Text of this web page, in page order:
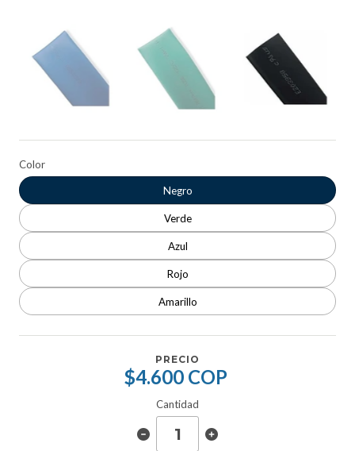
Color
Negro
Verde
Azul
Rojo
Amarillo
PRECIO
$4.600 COP
Cantidad